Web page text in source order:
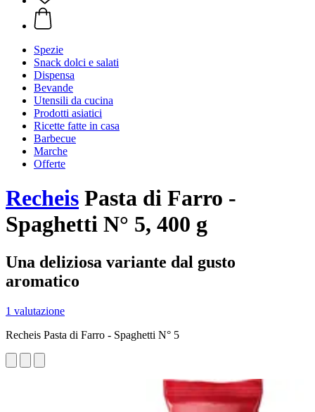
Spezie
Snack dolci e salati
Dispensa
Bevande
Utensili da cucina
Prodotti asiatici
Ricette fatte in casa
Barbecue
Marche
Offerte
Recheis Pasta di Farro -
Spaghetti N° 5, 400 g
Una deliziosa variante dal gusto
aromatico
1 valutazione
Recheis Pasta di Farro - Spaghetti N° 5